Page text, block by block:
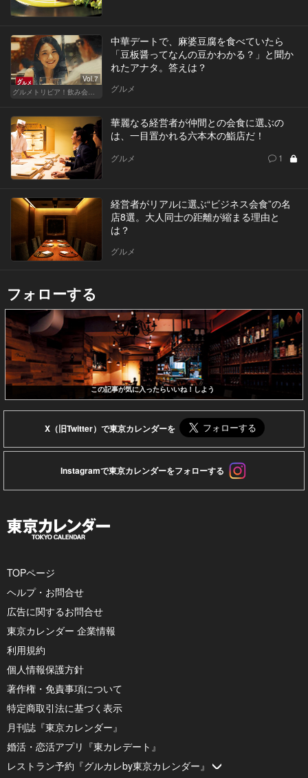
Vol.7
グルメトリビア！飲み会やデートで会話のネタになるQ＆A
中華デートで、麻婆豆腐を食べていたら
「豆板醤ってなんの豆かわかる？」と聞か
れたアナタ。答えは？
グルメ
華麗なる経営者が仲間との会食に選ぶの
は、一目置かれる六本木の鮨店だ！
グルメ 1
経営者がリアルに選ぶ“ビジネス会食”の名
店8選。大人同士の距離が縮まる理由と
は？
グルメ
フォローする
この記事が気に入ったらいいね！しよう
X（旧Twitter）で東京カレンダーを
Instagramで東京カレンダーをフォローする
TOPページ
ヘルプ・お問合せ
広告に関するお問合せ
東京カレンダー 企業情報
利用規約
個人情報保護方針
著作権・免責事項について
特定商取引法に基づく表示
月刊誌『東京カレンダー』
婚活・恋活アプリ『東カレデート』
レストラン予約『グルカレby東京カレンダー』